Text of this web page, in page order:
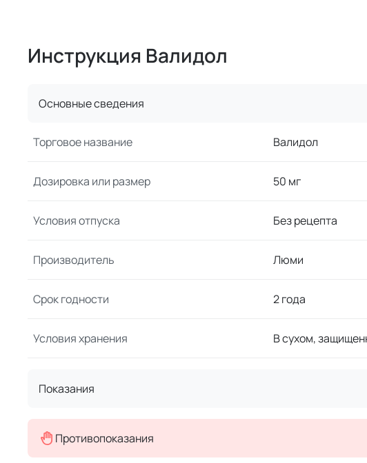
Инструкция Валидол
Основные сведения
Торговое название Валидол
Дозировка или размер 50 мг
Условия отпуска Без рецепта
Производитель Люми
Срок годности 2 года
Условия хранения В сухом,
Показания
Противопоказания